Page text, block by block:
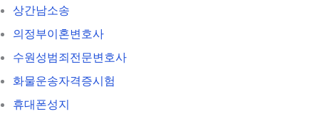
상간남소송
의정부이혼변호사
수원성범죄전문변호사
화물운송자격증시험
휴대폰성지